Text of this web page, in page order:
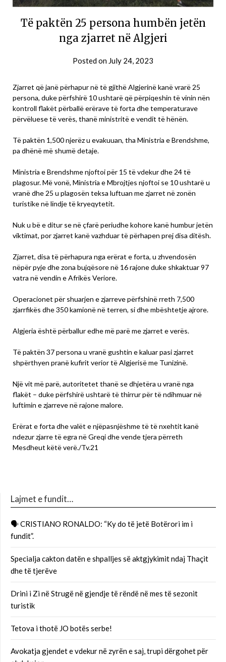
Të paktën 25 persona humbën jetën
nga zjarret në Algjeri
Posted on July 24, 2023
Zjarret që janë përhapur në të gjithë Algjerinë kanë vrarë 25
persona, duke përfshirë 10 ushtarë që përpiqeshin të vinin nën
kontroll flakët përballë erërave të forta dhe temperaturave
përvëluese të verës, thanë ministritë e vendit të hënën.
Të paktën 1,500 njerëz u evakuuan, tha Ministria e Brendshme,
pa dhënë më shumë detaje.
Ministria e Brendshme njoftoi për 15 të vdekur dhe 24 të
plagosur. Më vonë, Ministria e Mbrojtjes njoftoi se 10 ushtarë u
vranë dhe 25 u plagosën teksa luftuan me zjarret në zonën
turistike në lindje të kryeqytetit.
Nuk u bë e ditur se në çfarë periudhe kohore kanë humbur jetën
viktimat, por zjarret kanë vazhduar të përhapen prej disa ditësh.
Zjarret, disa të përhapura nga erërat e forta, u zhvendosën
nëpër pyje dhe zona bujqësore në 16 rajone duke shkaktuar 97
vatra në vendin e Afrikës Veriore.
Operacionet për shuarjen e zjarreve përfshinë rreth 7,500
zjarrfikës dhe 350 kamionë në terren, si dhe mbështetje ajrore.
Algjeria është përballur edhe më parë me zjarret e verës.
Të paktën 37 persona u vranë gushtin e kaluar pasi zjarret
shpërthyen pranë kufirit verior të Algjerisë me Tunizinë.
Një vit më parë, autoritetet thanë se dhjetëra u vranë nga
flakët – duke përfshirë ushtarë të thirrur për të ndihmuar në
luftimin e zjarreve në rajone malore.
Erërat e forta dhe valët e njëpasnjëshme të të nxehtit kanë
ndezur zjarre të egra në Greqi dhe vende tjera përreth
Mesdheut këtë verë./Tv.21
Lajmet e fundit…
🗣 CRISTIANO RONALDO: “Ky do të jetë Botërori im i
fundit”.
Specialja cakton datën e shpalljes së aktgjykimit ndaj Thaçit
dhe të tjerëve
Drini i Zi në Strugë në gjendje të rëndë në mes të sezonit
turistik
Tetova i thotë JO botës serbe!
Avokatja gjendet e vdekur në zyrën e saj, trupi dërgohet për